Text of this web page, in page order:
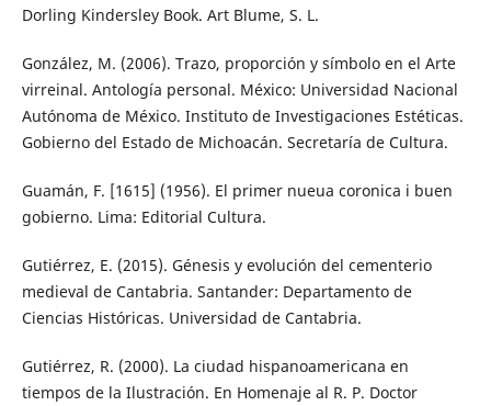
Dorling Kindersley Book. Art Blume, S. L.
González, M. (2006). Trazo, proporción y símbolo en el Arte
virreinal. Antología personal. México: Universidad Nacional
Autónoma de México. Instituto de Investigaciones Estéticas.
Gobierno del Estado de Michoacán. Secretaría de Cultura.
Guamán, F. [1615] (1956). El primer nueua coronica i buen
gobierno. Lima: Editorial Cultura.
Gutiérrez, E. (2015). Génesis y evolución del cementerio
medieval de Cantabria. Santander: Departamento de
Ciencias Históricas. Universidad de Cantabria.
Gutiérrez, R. (2000). La ciudad hispanoamericana en
tiempos de la Ilustración. En Homenaje al R. P. Doctor